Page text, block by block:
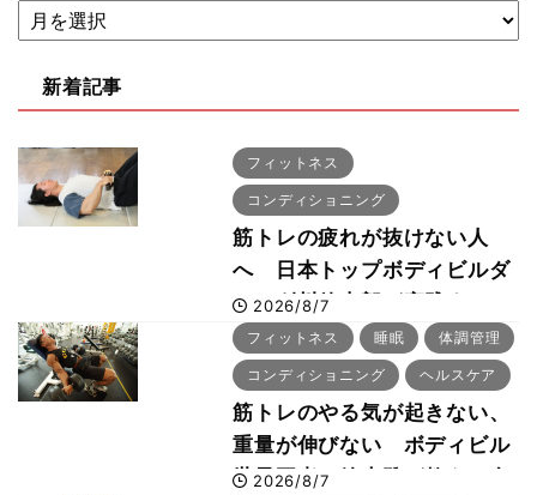
新着記事
フィットネス
コンディショニング
筋トレの疲れが抜けない人
へ 日本トップボディビルダ
ー・刈川啓志郎が実践する
「回復習慣」
2026/8/7
フィットネス 睡眠 体調管理
コンディショニング ヘルスケア
筋トレのやる気が起きない、
重量が伸びない ボディビル
世界王者・鈴木雅が教える食
2026/8/7